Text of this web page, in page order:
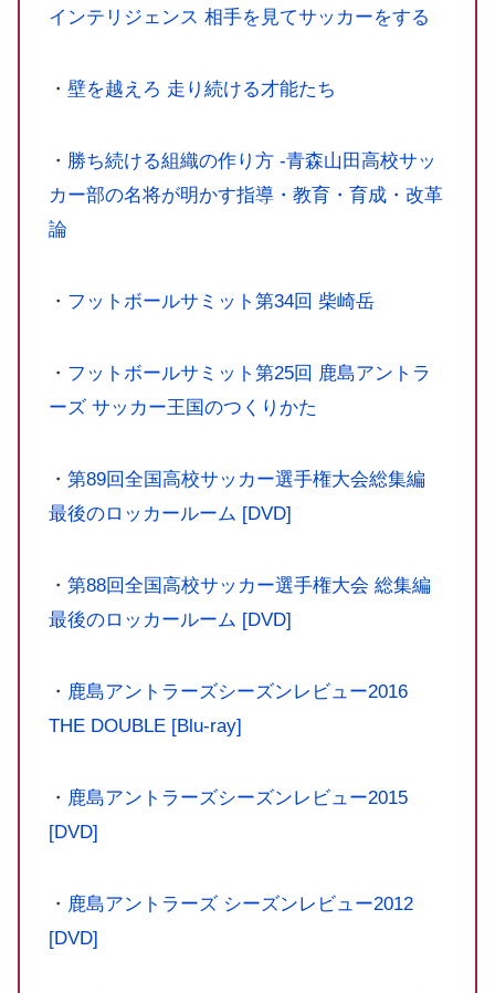
インテリジェンス 相手を見てサッカーをする
・ 壁を越えろ 走り続ける才能たち
・ 勝ち続ける組織の作り方 -青森山田高校サッ
カー部の名将が明かす指導・教育・育成・改革
論
・ フットボールサミット第34回 柴崎岳
・ フットボールサミット第25回 鹿島アントラ
ーズ サッカー王国のつくりかた
・ 第89回全国高校サッカー選手権大会総集編
最後のロッカールーム [DVD]
・ 第88回全国高校サッカー選手権大会 総集編
最後のロッカールーム [DVD]
・ 鹿島アントラーズシーズンレビュー2016
THE DOUBLE [Blu-ray]
・ 鹿島アントラーズシーズンレビュー2015
[DVD]
・ 鹿島アントラーズ シーズンレビュー2012
[DVD]